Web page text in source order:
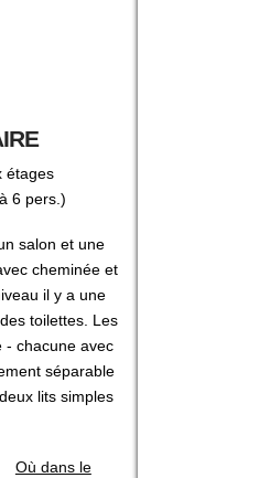
étages
6 pers.)
salon et une
cheminée et
il y a une
toilettes. Les
- chacune avec
séparable
lits simples
Où dans le